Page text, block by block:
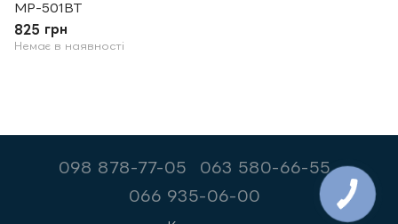
MP-501BT
825 грн
Немає в наявності
098 878-77-05
063 580-66-55
066 935-06-00